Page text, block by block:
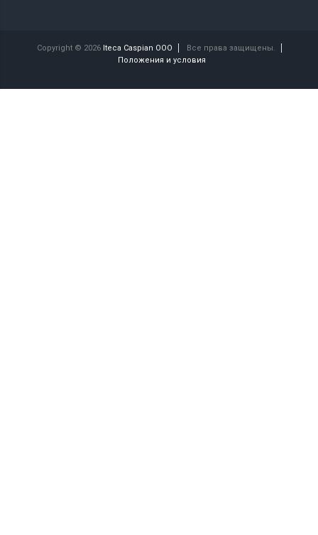
Copyright © 2026 Iteca Caspian OOO
Все права защищены.
Положения и условия